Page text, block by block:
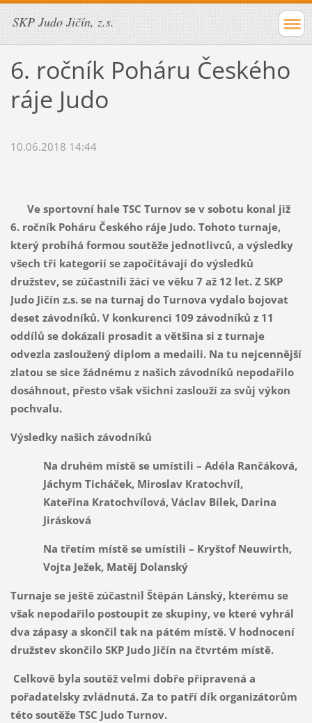
SKP Judo Jičín, z.s.
6. ročník Poháru Českého
ráje Judo
10.06.2018 14:44
Ve sportovní hale TSC Turnov se v sobotu konal již
6. ročník Poháru Českého ráje Judo. Tohoto turnaje,
který probíhá formou soutěže jednotlivců, a výsledky
všech tří kategorií se započítávají do výsledků
družstev, se zúčastnili žáci ve věku 7 až 12 let. Z SKP
Judo Jičín z.s. se na turnaj do Turnova vydalo bojovat
deset závodníků. V konkurenci 109 závodníků z 11
oddílů se dokázali prosadit a většina si z turnaje
odvezla zasloužený diplom a medaili. Na tu nejcennější
zlatou se sice žádnému z našich závodníků nepodařilo
dosáhnout, přesto však všichni zaslouží za svůj výkon
pochvalu.
Výsledky našich závodníků
Na druhém místě se umístili – Adéla Rančáková,
Jáchym Ticháček, Miroslav Kratochvíl,
Kateřina Kratochvílová, Václav Bílek, Darina
Jirásková
Na třetím místě se umístili – Kryštof Neuwirth,
Vojta Ježek, Matěj Dolanský
Turnaje se ještě zúčastnil Štěpán Lánský, kterému se
však nepodařilo postoupit ze skupiny, ve které vyhrál
dva zápasy a skončil tak na pátém místě. V hodnocení
družstev skončilo SKP Judo Jičín na čtvrtém místě.
Celkově byla soutěž velmi dobře připravená a
pořadatelsky zvládnutá. Za to patří dík organizátorům
této soutěže TSC Judo Turnov.